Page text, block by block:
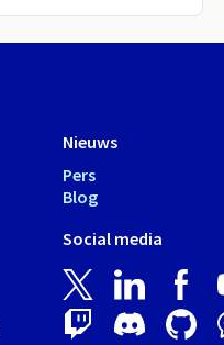
Nieuws
Pers
Blog
Social media